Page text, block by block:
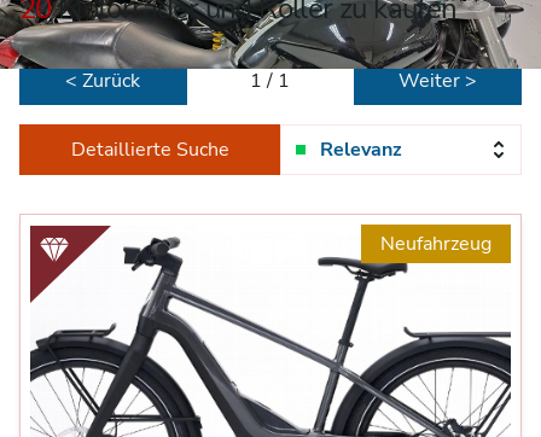
20Motorräder und Roller zu kaufen
< Zurück 1 / 1 Weiter >
Detaillierte Suche Relevanz
Neufahrzeug